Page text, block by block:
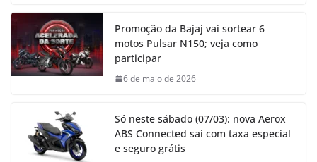
Promoção da Bajaj vai sortear 6
motos Pulsar N150; veja como
participar
6 de maio de 2026
Só neste sábado (07/03): nova Aerox
ABS Connected sai com taxa especial
e seguro grátis